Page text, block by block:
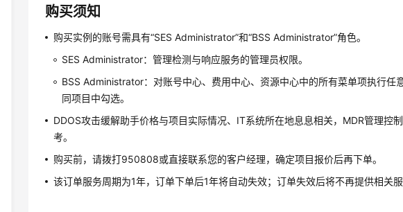
购买须知
购买实例的账号需具有“SES Administrator”和“BSS Administrator”角色。
SES Administrator：管理检测与响应服务的管理员权限。
BSS Administrator：对账号中心、费用中心、资源中心中的所有菜单项执行任
同项目中勾选。
DDOS攻击缓解助手价格与项目实际情况、IT系统所在地息息相关，MDR管理控
考。
购买前，请拨打950808或直接联系您的客户经理，确定项目报价后再下单。
该订单服务周期为1年，订单下单后1年将自动失效；订单失效后将不再提供相关